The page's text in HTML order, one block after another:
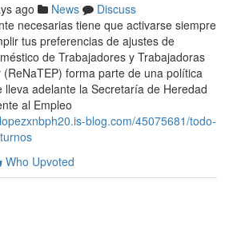
ago News
Discuss
necesarias tiene que activarse siempre
tus preferencias de ajustes de
de Trabajadores y Trabajadoras
forma parte de una política
lleva adelante la Secretaría de Heredad
al Empleo
blog.com/45075681/todo-
Who Upvoted